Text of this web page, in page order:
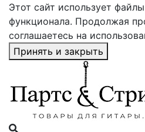
Этот сайт использует
функционала. Продолжая
соглашаетесь на
Принять и закрыть